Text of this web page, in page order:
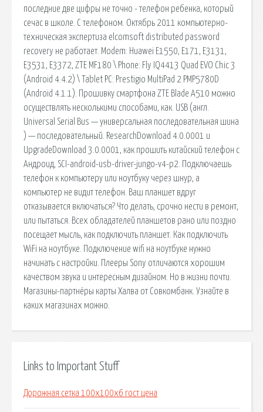
последние две цифры не точно - телефон ребенка, который
сечас в школе. С телефоном. Октябрь 2011 компьютерно-
техническая экспертиза elcomsoft distributed password
recovery не работает. Modem: Huawei E1550, E171, E3131,
E3531, E3372, ZTE MF180 \ Phone: Fly IQ4413 Quad EVO Chic 3
(Android 4.4.2) \ Tablet PC: Prestigio MultiPad 2 PMP5780D
(Android 4.1.1). Прошивку смартфона ZTE Blade A510 можно
осуществлять несколькими способами, как. USB (англ.
Universal Serial Bus — универсальная последовательная шина
) — последовательный. ResearchDownload 4.0.0001 и
UpgradeDownload 3.0.0001, как прошить китайский телефон с
Андроид, SCI-android-usb-driver-jungo-v4-p2. Подключаешь
телефон к компьютеру или ноутбуку через шнур, а
компьютер не видит телефон. Ваш планшет вдруг
отказывается включаться? Что делать, срочно нести в ремонт,
или пытаться. Всех обладателей планшетов рано или поздно
посещает мысль, как подключить планшет. Как подключить
WiFi на ноутбуке. Подключение wifi на ноутбуке нужно
начинать с настройки. Плееры Sony отличаются хорошим
качеством звука и интересным дизайном. Но в жизни почти.
Магазины-партнёры карты Халва от Совкомбанк. Узнайте в
каких магазинах можно.
Links to Important Stuff
Дорожная сетка 100х100х6 гост цена